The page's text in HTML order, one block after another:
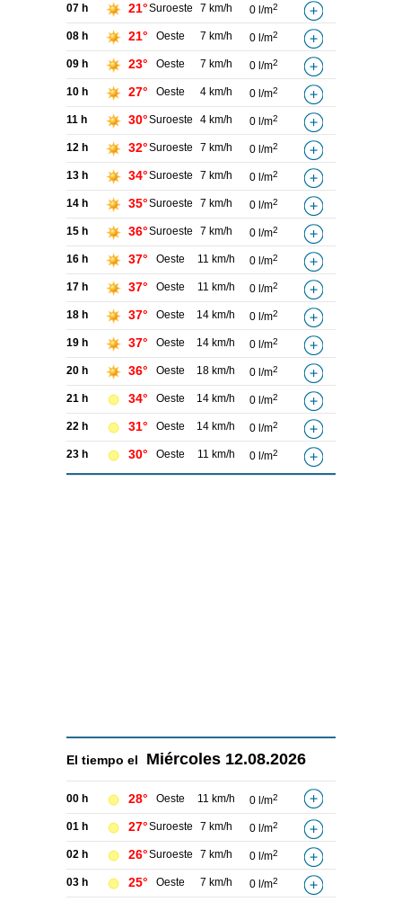
07 h 21°Suroeste 7 km/h 0 l/m2
08 h 21° Oeste 7 km/h 0 l/m2
09 h 23° Oeste 7 km/h 0 l/m2
10 h 27° Oeste 4 km/h 0 l/m2
11 h 30°Suroeste 4 km/h 0 l/m2
12 h 32°Suroeste 7 km/h 0 l/m2
13 h 34°Suroeste 7 km/h 0 l/m2
14 h 35°Suroeste 7 km/h 0 l/m2
15 h 36°Suroeste 7 km/h 0 l/m2
16 h 37° Oeste 11 km/h 0 l/m2
17 h 37° Oeste 11 km/h 0 l/m2
18 h 37° Oeste 14 km/h 0 l/m2
19 h 37° Oeste 14 km/h 0 l/m2
20 h 36° Oeste 18 km/h 0 l/m2
21 h 34° Oeste 14 km/h 0 l/m2
22 h 31° Oeste 14 km/h 0 l/m2
23 h 30° Oeste 11 km/h 0 l/m2
El tiempo el Miércoles 12.08.2026
00 h 28° Oeste 11 km/h 0 l/m2
01 h 27°Suroeste 7 km/h 0 l/m2
02 h 26°Suroeste 7 km/h 0 l/m2
03 h 25° Oeste 7 km/h 0 l/m2